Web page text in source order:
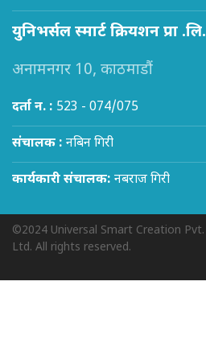
युनिभर्सल स्मार्ट क्रियशन प्रा .लि.
अनामनगर 10, काठमाडौं
दर्ता न. : 523 - 074/075
संचालक : नबिन गिरी
कार्यकारी संचालक: नबराज गिरी
©2024 Universal Smart Creation Pvt.
Ltd. All rights reserved.